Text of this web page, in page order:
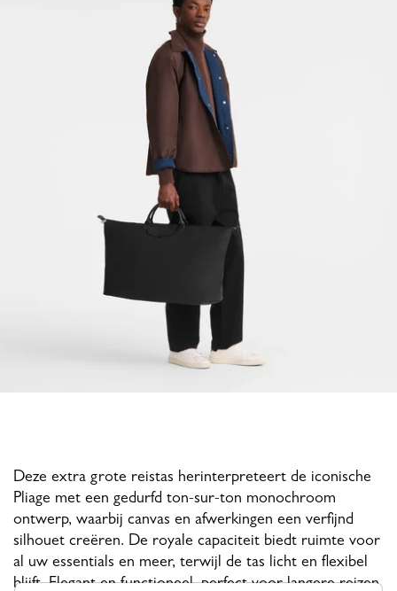
Deze extra grote reistas herinterpreteert de iconische
Pliage met een gedurfd ton-sur-ton monochroom
ontwerp, waarbij canvas en afwerkingen een verfijnd
silhouet creëren. De royale capaciteit biedt ruimte voor
al uw essentials en meer, terwijl de tas licht en flexibel
blijft. Elegant en functioneel, perfect voor langere reizen